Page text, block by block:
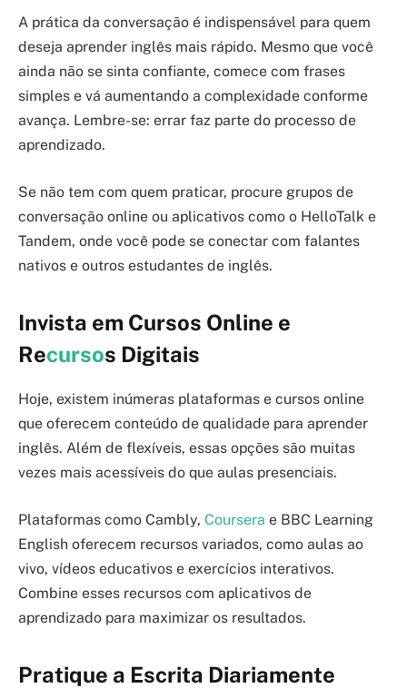
A prática da conversação é indispensável para quem
deseja aprender inglês mais rápido. Mesmo que você
ainda não se sinta confiante, comece com frases
simples e vá aumentando a complexidade conforme
avança. Lembre-se: errar faz parte do processo de
aprendizado.
Se não tem com quem praticar, procure grupos de
conversação online ou aplicativos como o HelloTalk e
Tandem, onde você pode se conectar com falantes
nativos e outros estudantes de inglês.
Invista em Cursos Online e
Recursos Digitais
Hoje, existem inúmeras plataformas e cursos online
que oferecem conteúdo de qualidade para aprender
inglês. Além de flexíveis, essas opções são muitas
vezes mais acessíveis do que aulas presenciais.
Plataformas como Cambly, Coursera e BBC Learning
English oferecem recursos variados, como aulas ao
vivo, vídeos educativos e exercícios interativos.
Combine esses recursos com aplicativos de
aprendizado para maximizar os resultados.
Pratique a Escrita Diariamente